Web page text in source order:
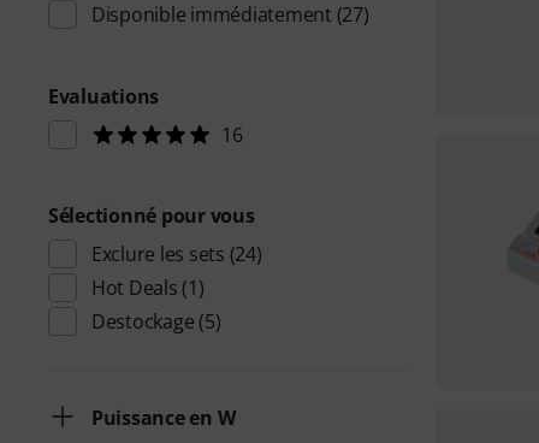
Disponible immédiatement (27)
Evaluations
16
Sélectionné pour vous
Exclure les sets (24)
Hot Deals (1)
Destockage (5)
Puissance en W